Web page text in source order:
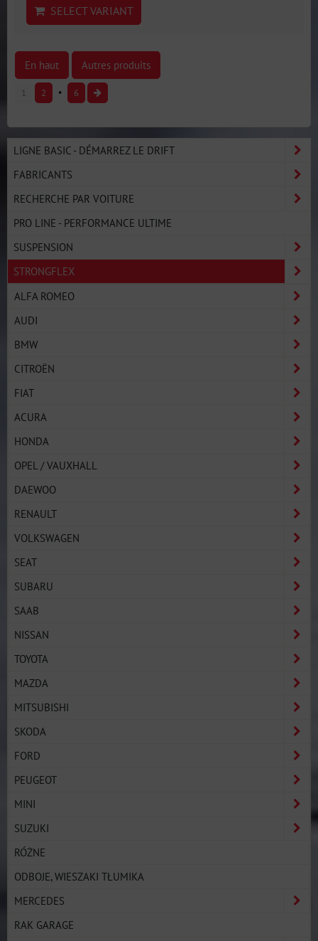
SELECT VARIANT
En haut Autres produits
1 2 6
LIGNE BASIC - DÉMARREZ LE DRIFT
FABRICANTS
RECHERCHE PAR VOITURE
PRO LINE - PERFORMANCE ULTIME
SUSPENSION
STRONGFLEX
ALFA ROMEO
AUDI
BMW
CITROËN
FIAT
ACURA
HONDA
OPEL / VAUXHALL
DAEWOO
RENAULT
VOLKSWAGEN
SEAT
SUBARU
SAAB
NISSAN
TOYOTA
MAZDA
MITSUBISHI
SKODA
FORD
PEUGEOT
MINI
SUZUKI
RÓŻNE
ODBOJE, WIESZAKI TŁUMIKA
MERCEDES
RAK GARAGE